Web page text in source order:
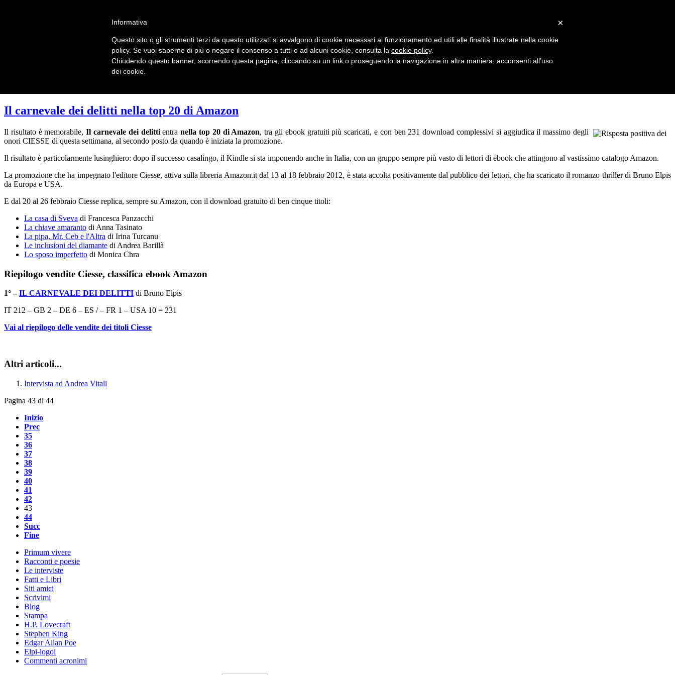
Il mistero dei massi avelli
Il carnevale dei delitti nella top 20 di Amazon
Il risultato è memorabile,Il carnevale dei delittientranella top 20 di Amazon, tra gli ebook gratuiti più scaricati, e con ben 231 download complessivi si aggiudica il massimo degli
onori CIESSE di questa settimana, al secondo posto da quando è iniziata la promozione.
Il risultato è particolarmente lusinghiero: dopo il successo casalingo, il Kindle si sta imponendo anche in Italia, con un gruppo sempre più vasto di lettori di ebook che attingono al vastissimo catalogo Amazon.
La promozione che ha impegnato l'editore Ciesse, attiva sulla libreria Amazon.it dal 13 al 18 febbraio 2012, è stata accolta positivamente dal pubblico dei lettori, che ha scaricato il romanzo thriller di Bruno Elpis
da Europa e USA.
E dal 20 al 26 febbraio Ciesse replica, sempre su Amazon, con il download gratuito di ben cinque titoli:
La casa di Sveva di Francesca Panzacchi
La chiave amaranto di Anna Tasinato
La pipa, Mr. Ceb e l'Altra di Irina Turcanu
Le inclusioni del diamante di Andrea Barillà
Lo sposo imperfetto di Monica Chra
Riepilogo vendite Ciesse, classifica ebook Amazon
1° –IL CARNEVALE DEI DELITTI di Bruno Elpis
IT 212 – GB 2 – DE 6 – ES / – FR 1 – USA 10 = 231
Vai al riepilogo delle vendite dei titoli Ciesse
Altri articoli...
Intervista ad Andrea Vitali
Pagina 43 di 44
Inizio
Prec
35
36
37
38
39
40
41
42
43
44
Succ
Fine
Primum vivere
Racconti e poesie
Le interviste
Fatti e Libri
Siti amici
Scrivimi
Blog
Stampa
H.P. Lovecraft
Stephen King
Edgar Allan Poe
Elpi-logoi
Commenti acronimi
×
Informativa
Questo sito o gli strumenti terzi da questo utilizzati si avvalgono di cookie necessari al funzionamento ed utili alle finalità illustrate nella cookie
policy. Se vuoi saperne di più o negare il consenso a tutti o ad alcuni cookie, consulta la cookie policy.
Chiudendo questo banner, scorrendo questa pagina, cliccando su un link o proseguendo la navigazione in altra maniera, acconsenti all’uso
dei cookie.